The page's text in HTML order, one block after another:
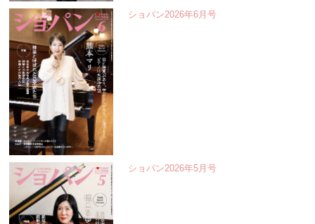
ショパン2026年6月号
ショパン2026年5月号